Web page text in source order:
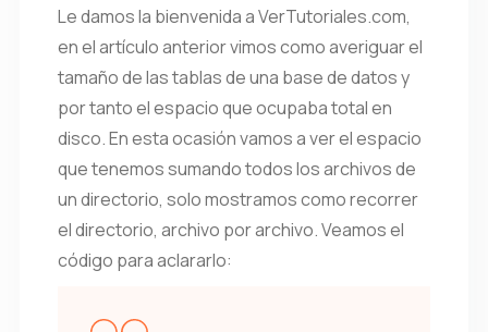
Le damos la bienvenida a VerTutoriales.com,
en el artículo anterior vimos como averiguar el
tamaño de las tablas de una base de datos y
por tanto el espacio que ocupaba total en
disco. En esta ocasión vamos a ver el espacio
que tenemos sumando todos los archivos de
un directorio, solo mostramos como recorrer
el directorio, archivo por archivo. Veamos el
código para aclararlo: